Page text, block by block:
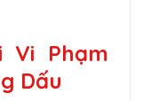
Vi Phạm
Dấu